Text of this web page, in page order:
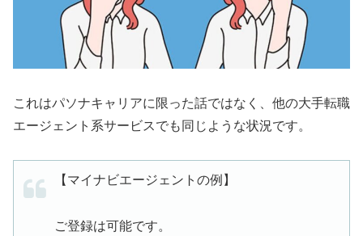
これはパソナキャリアに限った話ではなく、他の大手転職
エージェント系サービスでも同じような状況です。
【マイナビエージェントの例】
ご登録は可能です。